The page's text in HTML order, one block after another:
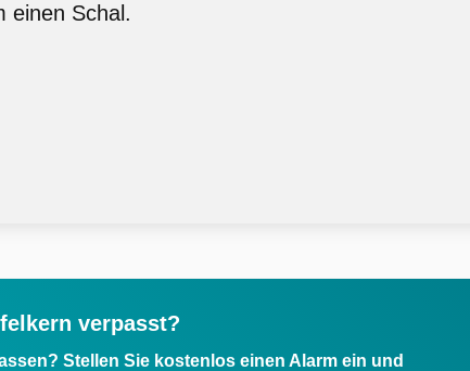
einen Schal.
verpasst?
Stellen Sie kostenlos einen Alarm ein und